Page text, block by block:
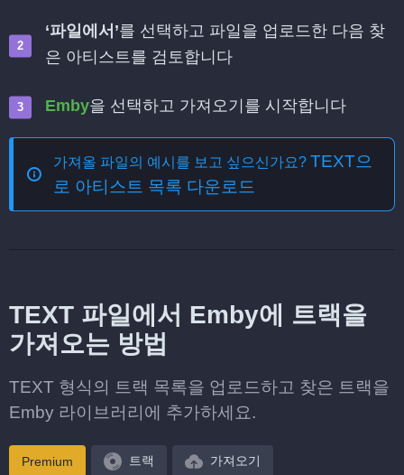
‘파일에서’를 선택하고 파일을 업로드한 다음 찾
은 아티스트를 검토합니다
Emby을 선택하고 가져오기를 시작합니다
가져올 파일의 예시를 보고 싶으신가요? TEXT으
로 아티스트 목록 다운로드
TEXT 파일에서 Emby에 트랙을
가져오는 방법
TEXT 형식의 트랙 목록을 업로드하고 찾은 트랙을
Emby 라이브러리에 추가하세요.
Premium 트랙 가져오기